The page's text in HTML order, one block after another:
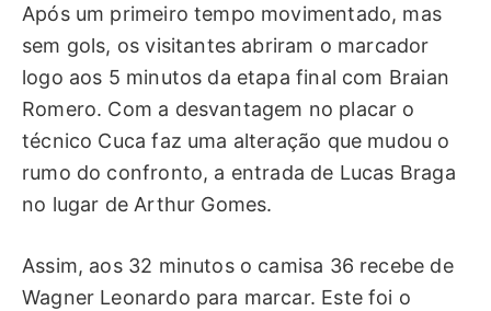
Após um primeiro tempo movimentado, mas
sem gols, os visitantes abriram o marcador
logo aos 5 minutos da etapa final com Braian
Romero. Com a desvantagem no placar o
técnico Cuca faz uma alteração que mudou o
rumo do confronto, a entrada de Lucas Braga
no lugar de Arthur Gomes.
Assim, aos 32 minutos o camisa 36 recebe de
Wagner Leonardo para marcar. Este foi o